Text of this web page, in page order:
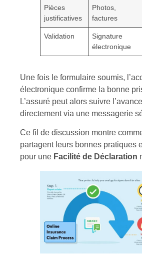
Pièces
justificatives
Photos,
factures
Validation
Signature
électronique
Une fois le formulaire soumis,
électronique confirme la bonne
L’assuré peut alors suivre
directement via une messagerie
Ce fil de discussion montre
partagent leurs bonnes pratiques
pour une Facilité de Déclaration